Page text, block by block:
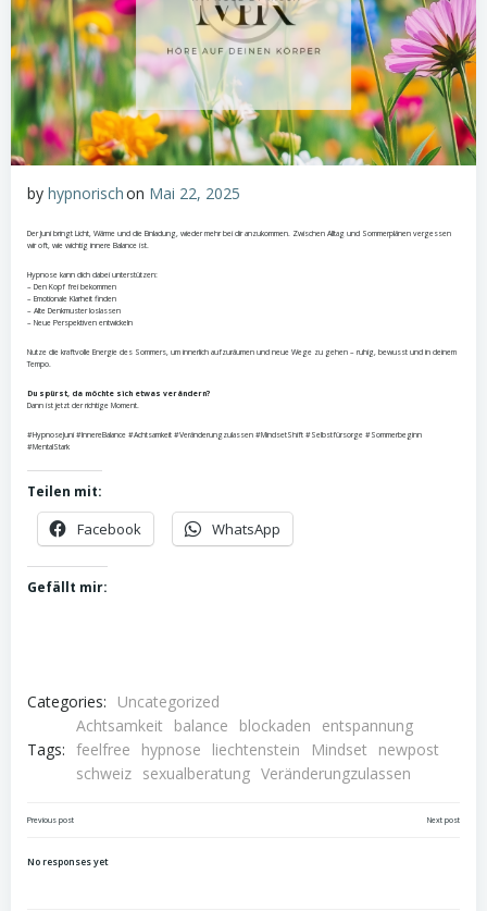
by hypnorischon Mai 22, 2025
Der Juni bringt Licht, Wärme und die Einladung, wieder mehr bei dir anzukommen. Zwischen Alltag und Sommerplänen vergessen
wir oft, wie wichtig innere Balance ist.
Hypnose kann dich dabei unterstützen:
– Den Kopf frei bekommen
– Emotionale Klarheit finden
– Alte Denkmuster loslassen
– Neue Perspektiven entwickeln
Nutze die kraftvolle Energie des Sommers, um innerlich aufzuräumen und neue Wege zu gehen – ruhig, bewusst und in deinem
Tempo.
Du spürst, da möchte sich etwas verändern?
Dann ist jetzt der richtige Moment.
#HypnoseJuni #InnereBalance #Achtsamkeit #Veränderungzulassen #MindsetShift #Selbstfürsorge #Sommerbeginn
#MentalStark
Teilen mit:
Facebook WhatsApp
Gefällt mir:
Categories: Uncategorized
Tags:
Achtsamkeit balance blockaden
entspannung
feelfree
hypnose liechtenstein Mindset
newpost
schweiz sexualberatung Veränderungzulassen
Post
Previous post Next post
No responses yet